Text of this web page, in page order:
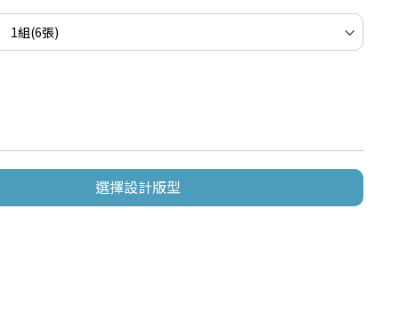
選擇設計版型